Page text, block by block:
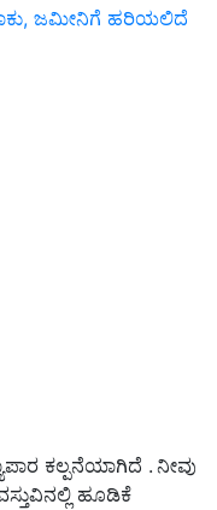
ಜಮೀನಿಗೆ ಹರಿಯಲಿದೆ
ಕಲ್ಪನೆಯಾಗಿದೆ . ನೀವು
ಹೂಡಿಕೆ